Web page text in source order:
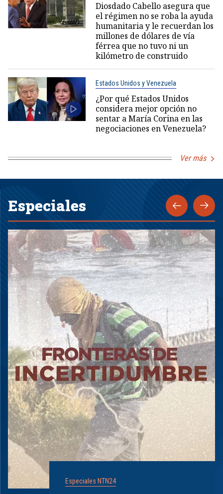
Diosdado Cabello asegura que
el régimen no se roba la ayuda
humanitaria y le recuerdan los
millones de dólares de vía
férrea que no tuvo ni un
kilómetro de construido
Estados Unidos y Venezuela
¿Por qué Estados Unidos
considera mejor opción no
sentar a María Corina en las
negociaciones en Venezuela?
Ver más
Especiales
Especiales NTN24